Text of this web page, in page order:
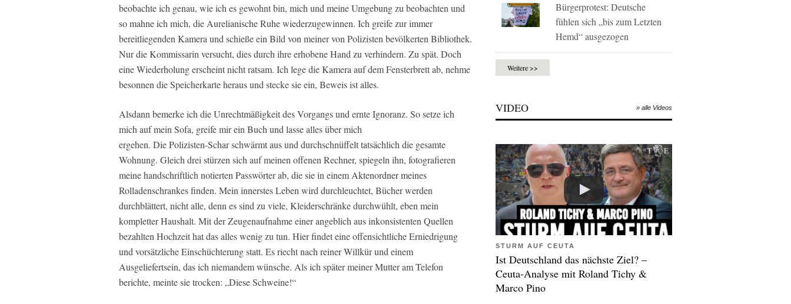
beobachte ich genau, wie ich es gewohnt bin, mich und meine Umgebung zu beobachten und
so mahne ich mich, die Aurelianische Ruhe wiederzugewinnen. Ich greife zur immer
bereitliegenden Kamera und schieße ein Bild von meiner von Polizisten bevölkerten Bibliothek.
Nur die Kommissarin versucht, dies durch ihre erhobene Hand zu verhindern. Zu spät. Doch
eine Wiederholung erscheint nicht ratsam. Ich lege die Kamera auf dem Fensterbrett ab, nehme
besonnen die Speicherkarte heraus und stecke sie ein, Beweis ist alles.
Alsdann bemerke ich die Unrechtmäßigkeit des Vorgangs und ernte Ignoranz. So setze ich
mich auf mein Sofa, greife mir ein Buch und lasse alles über mich
ergehen. Die Polizisten-Schar schwärmt aus und durchschnüffelt tatsächlich die gesamte
Wohnung. Gleich drei stürzen sich auf meinen offenen Rechner, spiegeln ihn, fotografieren
meine handschriftlich notierten Passwörter ab, die sie in einem Aktenordner meines
Rolladenschrankes finden. Mein innerstes Leben wird durchleuchtet, Bücher werden
durchblättert, nicht alle, denn es sind zu viele, Kleiderschränke durchwühlt, eben mein
kompletter Haushalt. Mit der Zeugenaufnahme einer angeblich aus inkonsistenten Quellen
bezahlten Hochzeit hat das alles wenig zu tun. Hier findet eine offensichtliche Erniedrigung
und vorsätzliche Einschüchterung statt. Es riecht nach reiner Willkür und einem
Ausgeliefertsein, das ich niemandem wünsche. Als ich später meiner Mutter am Telefon
berichte, meinte sie trocken: „Diese Schweine!“
Bürgerprotest: Deutsche
fühlen sich „bis zum Letzten
Hemd“ ausgezogen
Weitere >>
VIDEO » alle Videos
STURM AUF CEUTA
Ist Deutschland das nächste Ziel? –
Ceuta-Analyse mit Roland Tichy &
Marco Pino